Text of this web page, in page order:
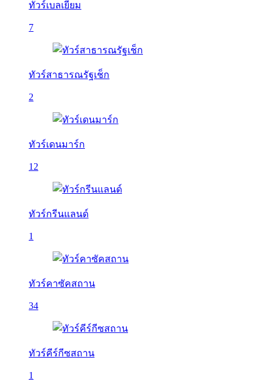
ทัวร์เบลเยี่ยม
7
ทัวร์สาธารณรัฐเช็ก
2
ทัวร์เดนมาร์ก
12
ทัวร์กรีนแลนด์
1
ทัวร์คาซัคสถาน
34
ทัวร์คีร์กีซสถาน
1